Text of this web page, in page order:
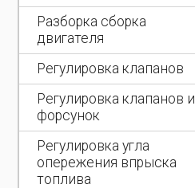
Разборка сборка
двигателя
Регулировка клапанов
Регулировка клапанов и
форсунок
Регулировка угла
опережения впрыска
топлива